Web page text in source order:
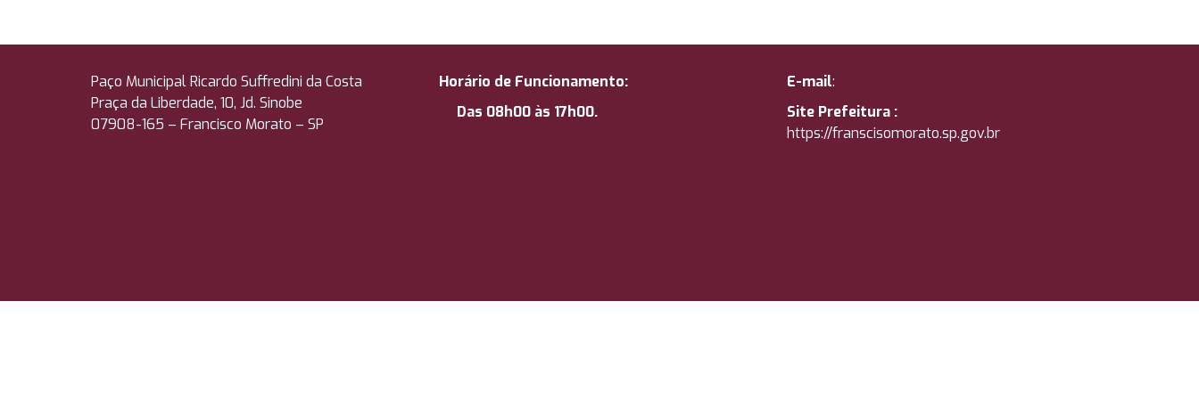
Paço Municipal Ricardo Suffredini da Costa
Praça da Liberdade, 10, Jd. Sinobe
07908-165 – Francisco Morato – SP
Horário de Funcionamento:
Das 08h00 às 17h00.
E-mail:
Site Prefeitura :
https://franscisomorato.sp.gov.br